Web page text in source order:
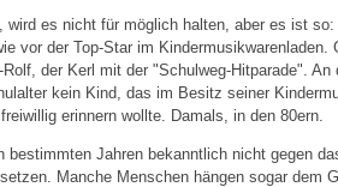
wird es nicht für möglich halten, aber es ist so:
vor der Top-Star im Kindermusikwarenladen.
der Kerl mit der "Schulweg-Hitparade". An
kein Kind, das im Besitz seiner
erinnern wollte. Damals, in den 80ern.
bestimmten Jahren bekanntlich nicht gegen
Manche Menschen hängen sogar dem